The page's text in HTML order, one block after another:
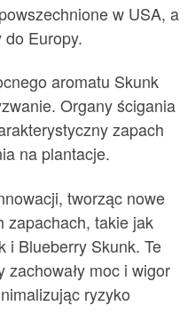
w USA, a
do ​​Europy.
aromatu Skunk
Organy ścigania
zapach
na plantacje.
tworząc nowe
zapachach, takie jak
i Blueberry Skunk. Te
moc i wigor
ryzyko